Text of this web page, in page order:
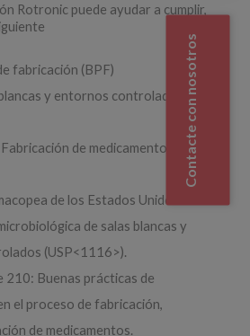
Rotronic puede ayudar a cumplir,
fabricación (BPF)
y entornos controlados
de medicamentos
de los Estados Unidos
de salas blancas y
(USP<1116>).
210: Buenas prácticas de
el proceso de fabricación,
de medicamentos.
Contacte con nosotros